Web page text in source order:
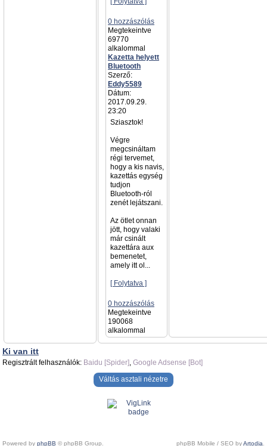
0 hozzászólás
Megtekeintve
69770
alkalommal
Kazetta helyett
Bluetooth
Szerző:
Eddy5589
Dátum:
2017.09.29.
23:20
Sziasztok!
Végre
megcsináltam
régi tervemet,
hogy a kis navis,
kazettás egység
tudjon
Bluetooth-ról
zenét lejátszani.
Az ötlet onnan
jött, hogy valaki
már csinált
kazettára aux
bemenetet,
amely itt ol...
[ Folytatva ]
0 hozzászólás
Megtekeintve
190068
alkalommal
Ki van itt
Regisztrált felhasználók: Baidu [Spider], Google Adsense [Bot]
Váltás asztali nézetre
Powered by phpBB © phpBB Group. phpBB Mobile / SEO byArtodia.